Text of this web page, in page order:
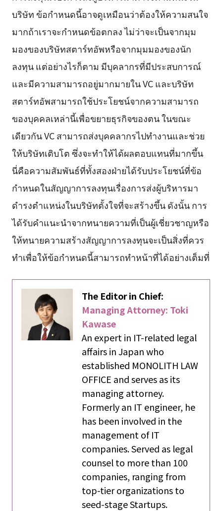
บริษัท ข้อกำหนดนี้อาจดูเหมือนว่าต้องให้ความสนใจ
มากถ้าเราจะกำหนดข้อตกลง ไม่ว่าจะเป็นจากมุม
มองของบริษัทสตาร์ทอัพหรือจากมุมมองของนัก
ลงทุน แต่อย่างไรก็ตาม มีบุคลากรที่มีประสบการณ์
และมีความสามารถอยู่มากมายใน VC และบริษัท
สตาร์ทอัพสามารถใช้ประโยชน์จากความสามารถ
ของบุคคลเหล่านี้เพื่อขยายธุรกิจของตน ในขณะ
เดียวกัน VC สามารถส่งบุคคลากรไปทำงานและช่วย
ให้บริษัทเติบโต ซึ่งจะทำให้ได้ผลตอบแทนที่มากขึ้น
นี่คือความสัมพันธ์ที่ทั้งสองฝ่ายได้รับประโยชน์ที่ข้อ
กำหนดในสัญญาการลงทุนเรื่องการส่งผู้บริหารมา
ดำรงตำแหน่งในบริษัทตั้งใจที่จะสร้างขึ้น ดังนั้น การ
ได้รับคำแนะนำจากทนายความที่เป็นผู้เชี่ยวชาญหรือ
ให้ทนายความสร้างสัญญาการลงทุนจะเป็นสิ่งที่ควร
ทำเพื่อให้ข้อกำหนดนี้สามารถทำหน้าที่ได้อย่างเต็มที่
The Editor in Chief:
Managing Attorney: Toki
Kawase
An expert in IT-related legal
affairs in Japan who
established MONOLITH LAW
OFFICE and serves as its
managing attorney.
Formerly an IT engineer, he
has been involved in the
management of IT
companies. Served as legal
counsel to more than 100
companies, ranging from
top-tier organizations to
seed-stage Startups.